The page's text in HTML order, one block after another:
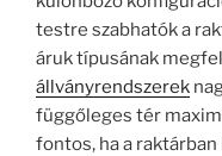
testre szabhatók a
áruk típusának
állványrendszerek
függőleges tér
fontos, ha a